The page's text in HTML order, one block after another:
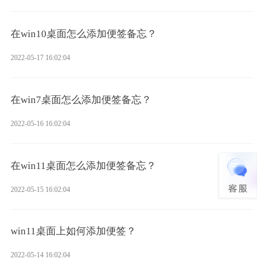
在win10桌面怎么添加便签备忘？
2022-05-17 16:02:04
在win7桌面怎么添加便签备忘？
2022-05-16 16:02:04
在win11桌面怎么添加便签备忘？
2022-05-15 16:02:04
win11桌面上如何添加便签？
2022-05-14 16:02:04